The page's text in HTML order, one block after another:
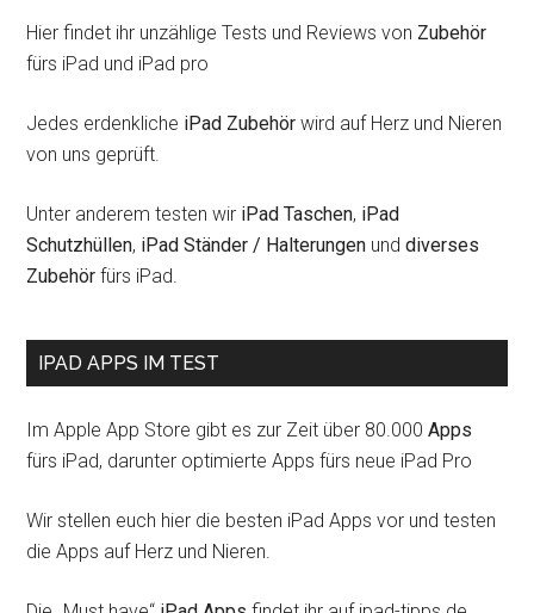
Hier findet ihr unzählige Tests und Reviews von Zubehör
fürs iPad und iPad pro
Jedes erdenkliche iPad Zubehör wird auf Herz und Nieren
von uns geprüft.
Unter anderem testen wir iPad Taschen, iPad
Schutzhüllen, iPad Ständer / Halterungen unddiverses
Zubehör fürs iPad.
IPAD APPS IM TEST
Im Apple App Store gibt es zur Zeit über 80.000Apps
fürs iPad, darunter optimierte Apps fürs neue iPad Pro
Wir stellen euch hier die besten iPad Apps vor und testen
die Apps auf Herz und Nieren.